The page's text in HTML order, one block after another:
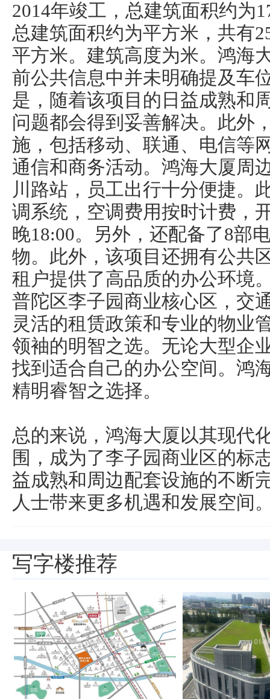
2014年竣工，总建筑面积约为
总建筑面积约为平方米，共有
平方米。建筑高度为米。鸿海
前公共信息中并未明确提及车
是，随着该项目的日益成熟和
问题都会得到妥善解决。此外
施，包括移动、联通、电信等
通信和商务活动。鸿海大厦周
川路站，员工出行十分便捷。
调系统，空调费用按时计费，
晚18:00。另外，还配备了8部
物。此外，该项目还拥有公共
租户提供了高品质的办公环境
普陀区李子园商业核心区，交
灵活的租赁政策和专业的物业
领袖的明智之选。无论大型企
找到适合自己的办公空间。鸿
精明睿智之选择。
总的来说，鸿海大厦以其现代
围，成为了李子园商业区的标
益成熟和周边配套设施的不断
人士带来更多机遇和发展空间
写字楼推荐